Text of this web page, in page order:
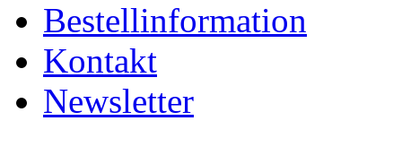
Bestellinformation
Kontakt
Newsletter